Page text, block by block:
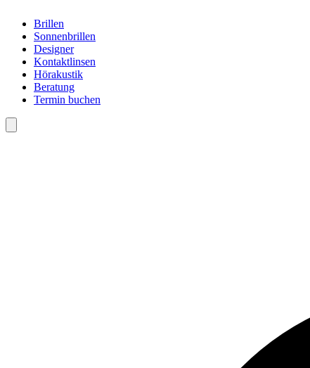
Brillen
Sonnenbrillen
Designer
Kontaktlinsen
Hörakustik
Beratung
Termin buchen